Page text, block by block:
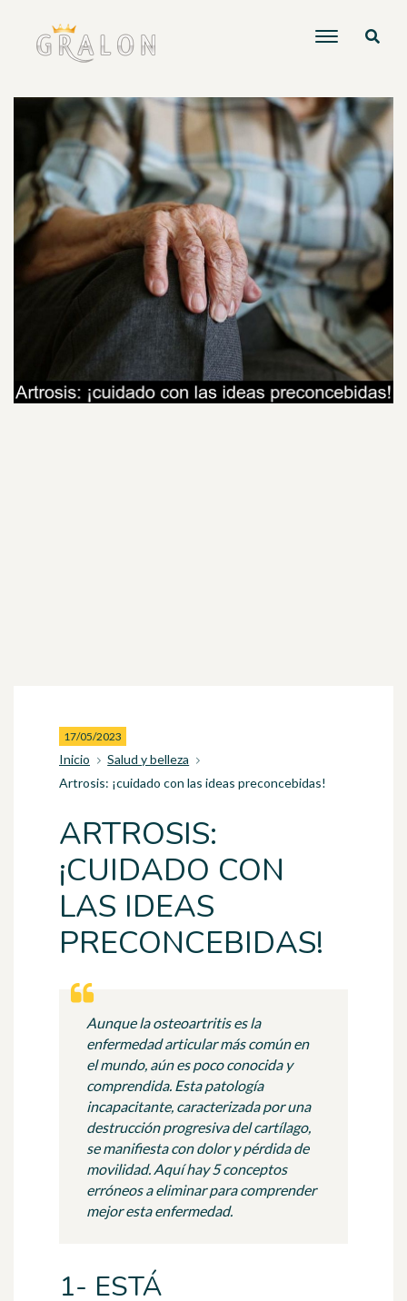
17/05/2023
Inicio
Salud y belleza
Artrosis: ¡cuidado con las ideas preconcebidas!
ARTROSIS:
¡CUIDADO CON
LAS IDEAS
PRECONCEBIDAS!
Aunque la osteoartritis es la
enfermedad articular más común en
el mundo, aún es poco conocida y
comprendida. Esta patología
incapacitante, caracterizada por una
destrucción progresiva del cartílago,
se manifiesta con dolor y pérdida de
movilidad. Aquí hay 5 conceptos
erróneos a eliminar para comprender
mejor esta enfermedad.
1- ESTÁ